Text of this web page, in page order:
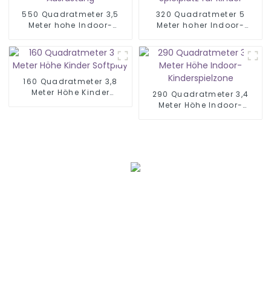
550 Quadratmeter 3,5
Meter hohe Indoor-
320 Quadratmeter 5
Meter hoher Indoor-
160 Quadratmeter 3,8
Meter Höhe Kinder
290 Quadratmeter 3,4
Meter Höhe Indoor-